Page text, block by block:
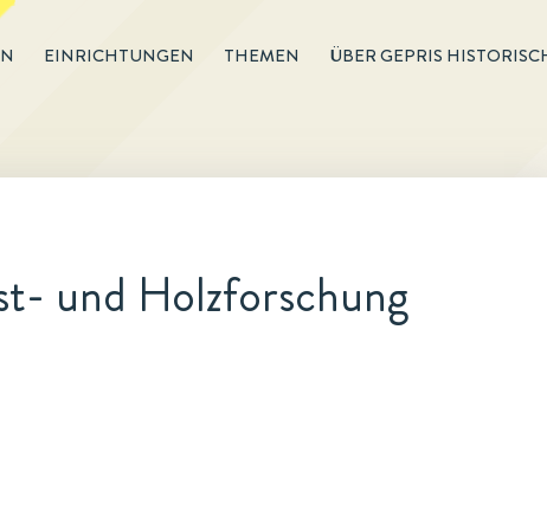
EINRICHTUNGEN THEMEN ÜBER GEPRIS
und Holzforschung